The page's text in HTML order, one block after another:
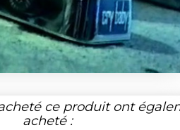
ce produit ont
acheté :